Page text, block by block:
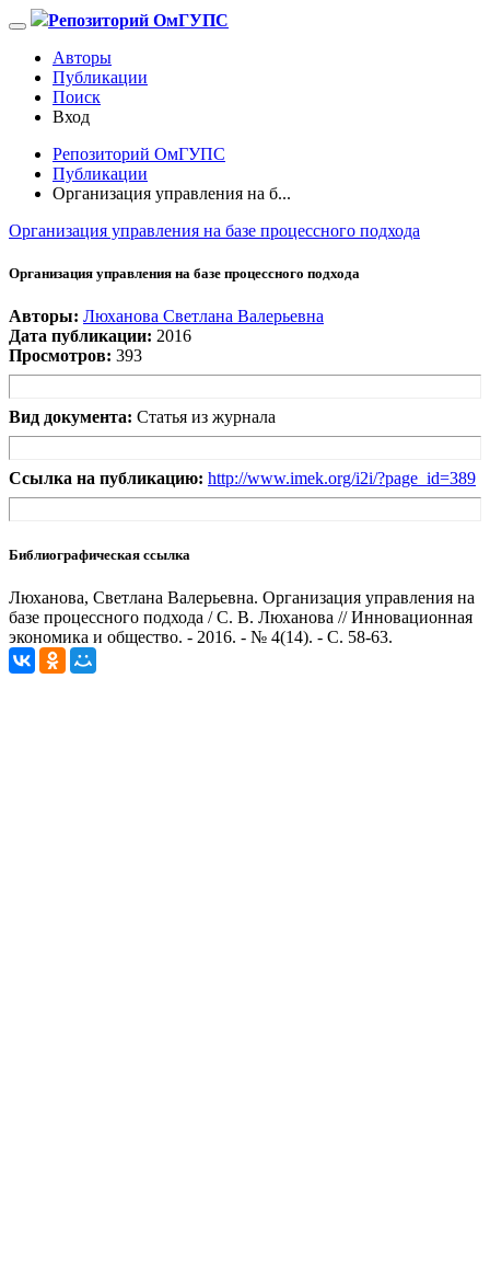
Репозиторий ОмГУПС
Авторы
Публикации
Поиск
Вход
Репозиторий ОмГУПС
Публикации
Организация управления на б...
Организация управления на базе процессного подхода
Организация управления на базе процессного подхода
Авторы: Люханова Светлана Валерьевна
Дата публикации: 2016
Просмотров: 393
Вид документа: Статья из журнала
Ссылка на публикацию: http://www.imek.org/i2i/?page_id=389
Библиографическая ссылка
Люханова, Светлана Валерьевна. Организация управления на
базе процессного подхода / С. В. Люханова // Инновационная
экономика и общество. - 2016. - № 4(14). - С. 58-63.